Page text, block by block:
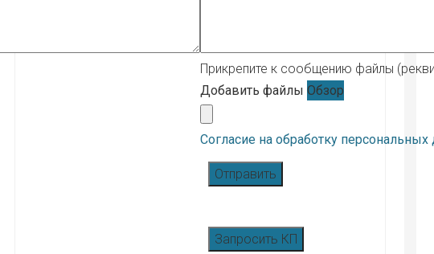
Прикрепите к сообщению файлы
Добавить файлы Обзор
Согласие на обработку
Отправить
Запросить КП